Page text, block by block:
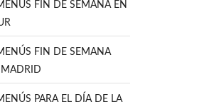
FIN DE SEMANA EN
FIN DE SEMANA
PARA EL DÍA DE LA